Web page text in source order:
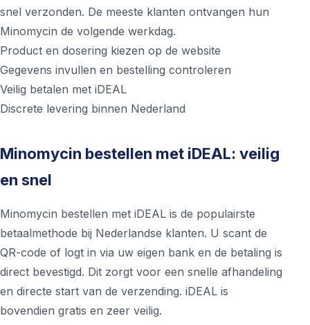
snel verzonden. De meeste klanten ontvangen hun
Minomycin de volgende werkdag.
Product en dosering kiezen op de website
Gegevens invullen en bestelling controleren
Veilig betalen met iDEAL
Discrete levering binnen Nederland
Minomycin bestellen met iDEAL: veilig
en snel
Minomycin bestellen met iDEAL is de populairste
betaalmethode bij Nederlandse klanten. U scant de
QR-code of logt in via uw eigen bank en de betaling is
direct bevestigd. Dit zorgt voor een snelle afhandeling
en directe start van de verzending. iDEAL is
bovendien gratis en zeer veilig.